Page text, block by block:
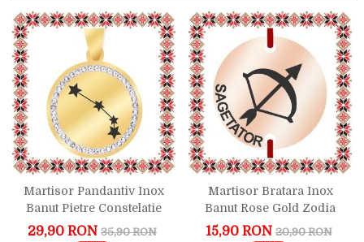
Martisor Pandantiv Inox
Banut Pietre Constelatie
Berbec Auriu
29,90 RON 35,90 RON
Martisor Bratara Inox
Banut Rose Gold Zodia
Sagetator
15,90 RON 20,90 RON